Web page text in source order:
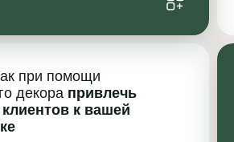
при помощи
декора привлечь
к вашей